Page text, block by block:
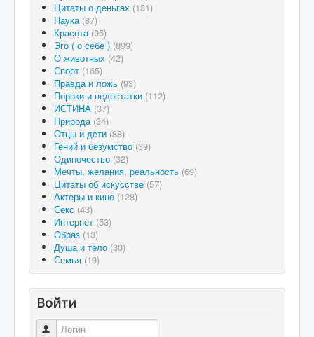
Цитаты о деньгах (131)
Наука (87)
Красота (95)
Эго ( о себе ) (899)
О животных (42)
Спорт (165)
Правда и ложь (93)
Пороки и недостатки (112)
ИСТИНА (37)
Природа (34)
Отцы и дети (88)
Гений и безумство (39)
Одиночество (32)
Мечты, желания, реальность (69)
Цитаты об искусстве (57)
Актеры и кино (128)
Секс (43)
Интернет (53)
Образ (13)
Душа и тело (30)
Семья (19)
Войти
Логин